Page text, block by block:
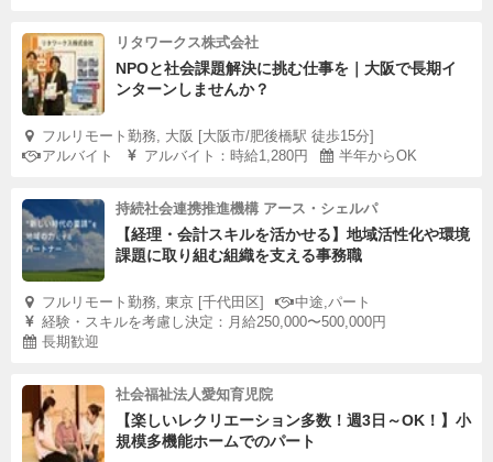
リタワークス株式会社
NPOと社会課題解決に挑む仕事を｜大阪で長期イ
ンターンしませんか？
フルリモート勤務, 大阪 [大阪市/肥後橋駅 徒歩15分]
アルバイト
アルバイト：時給1,280円 半年からOK
持続社会連携推進機構 アース・シェルパ
【経理・会計スキルを活かせる】地域活性化や環境
課題に取り組む組織を支える事務職
フルリモート勤務, 東京 [千代田区]
中途,パート
経験・スキルを考慮し決定：月給250,000〜500,000円
長期歓迎
社会福祉法人愛知育児院
【楽しいレクリエーション多数！週3日～OK！】小
規模多機能ホームでのパート